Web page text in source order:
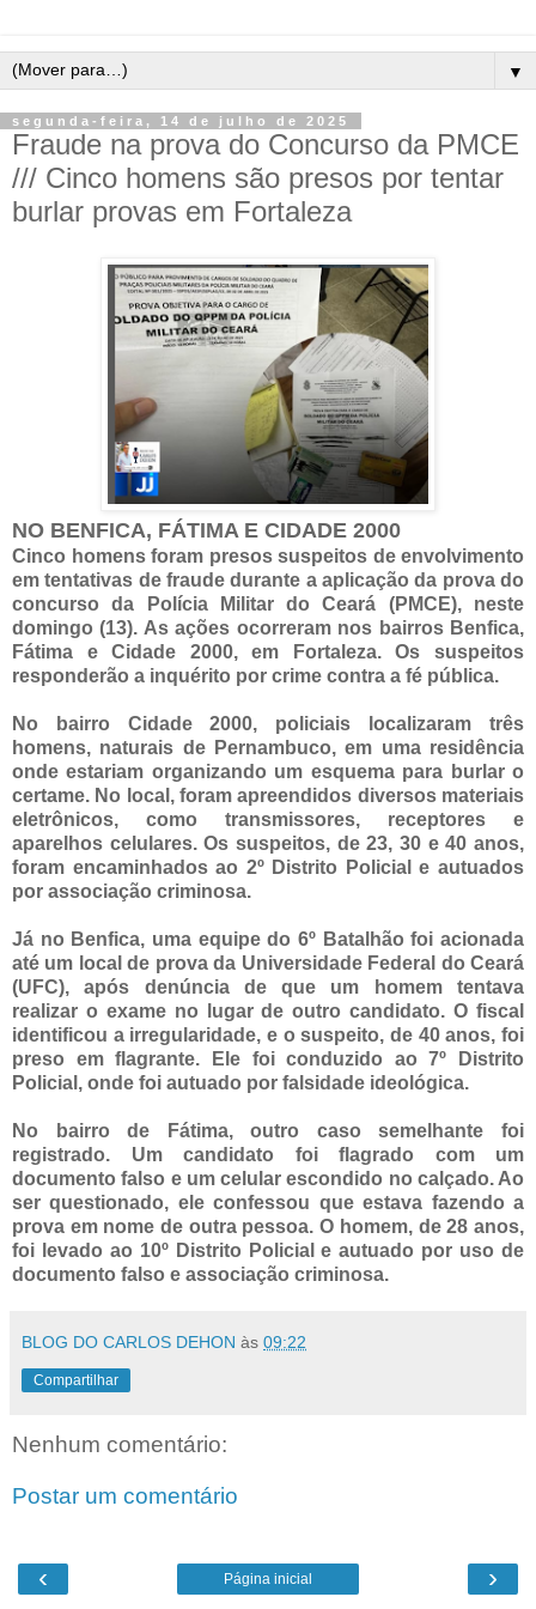
▼
segunda-feira, 14 de julho de 2025
Fraude na prova do Concurso da PMCE
/// Cinco homens são presos por tentar
burlar provas em Fortaleza
NO BENFICA, FÁTIMA E CIDADE 2000
Cinco homens foram presos suspeitos de envolvimento
em tentativas de fraude durante a aplicação da prova do
concurso da Polícia Militar do Ceará (PMCE), neste
domingo (13). As ações ocorreram nos bairros Benfica,
Fátima e Cidade 2000, em Fortaleza. Os suspeitos
responderão a inquérito por crime contra a fé pública.
No bairro Cidade 2000, policiais localizaram três
homens, naturais de Pernambuco, em uma residência
onde estariam organizando um esquema para burlar o
certame. No local, foram apreendidos diversos materiais
eletrônicos, como transmissores, receptores e
aparelhos celulares. Os suspeitos, de 23, 30 e 40 anos,
foram encaminhados ao 2º Distrito Policial e autuados
por associação criminosa.
Já no Benfica, uma equipe do 6º Batalhão foi acionada
até um local de prova da Universidade Federal do Ceará
(UFC), após denúncia de que um homem tentava
realizar o exame no lugar de outro candidato. O fiscal
identificou a irregularidade, e o suspeito, de 40 anos, foi
preso em flagrante. Ele foi conduzido ao 7º Distrito
Policial, onde foi autuado por falsidade ideológica.
No bairro de Fátima, outro caso semelhante foi
registrado. Um candidato foi flagrado com um
documento falso e um celular escondido no calçado. Ao
ser questionado, ele confessou que estava fazendo a
prova em nome de outra pessoa. O homem, de 28 anos,
foi levado ao 10º Distrito Policial e autuado por uso de
documento falso e associação criminosa.
BLOG DO CARLOS DEHON às 09:22
Compartilhar
Nenhum comentário:
Postar um comentário
‹ ›
Página inicial